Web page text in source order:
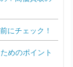
にチェック！
めのポイント